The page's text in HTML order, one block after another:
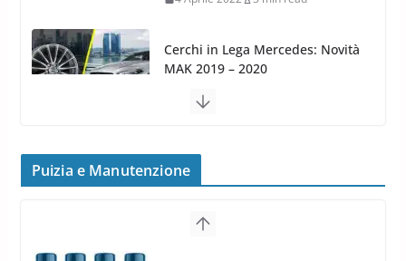
MAK FIVESTAR (2019)
24 Luglio 2019 1 min read
8 Aprile 2026 7 min read
Puizia e Manutenzione